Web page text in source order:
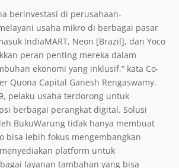
berinvestasi di perusahaan-
usaha mikro di berbagai pasar
IndiaMART, Neon [Brazil], dan Yoco
peran penting mereka dalam
ekonomi yang inklusif,” kata Co-
Quona Capital Ganesh Rengaswamy.
pelaku usaha terdorong untuk
berbagai perangkat digital. Solusi
BukuWarung tidak hanya membuat
bisa lebih fokus mengembangkan
platform untuk
layanan tambahan yang bisa